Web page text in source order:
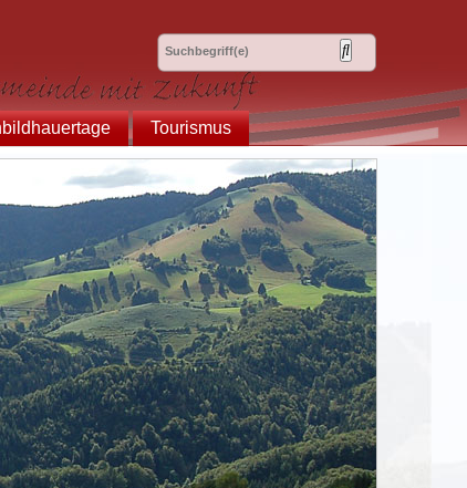
Tourismus